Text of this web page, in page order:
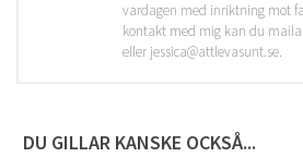
vardagen med inriktning mot
kontakt med mig kan du
eller jessica@attlevasunt.se.
DU GILLAR KANSKE OCKSÅ...